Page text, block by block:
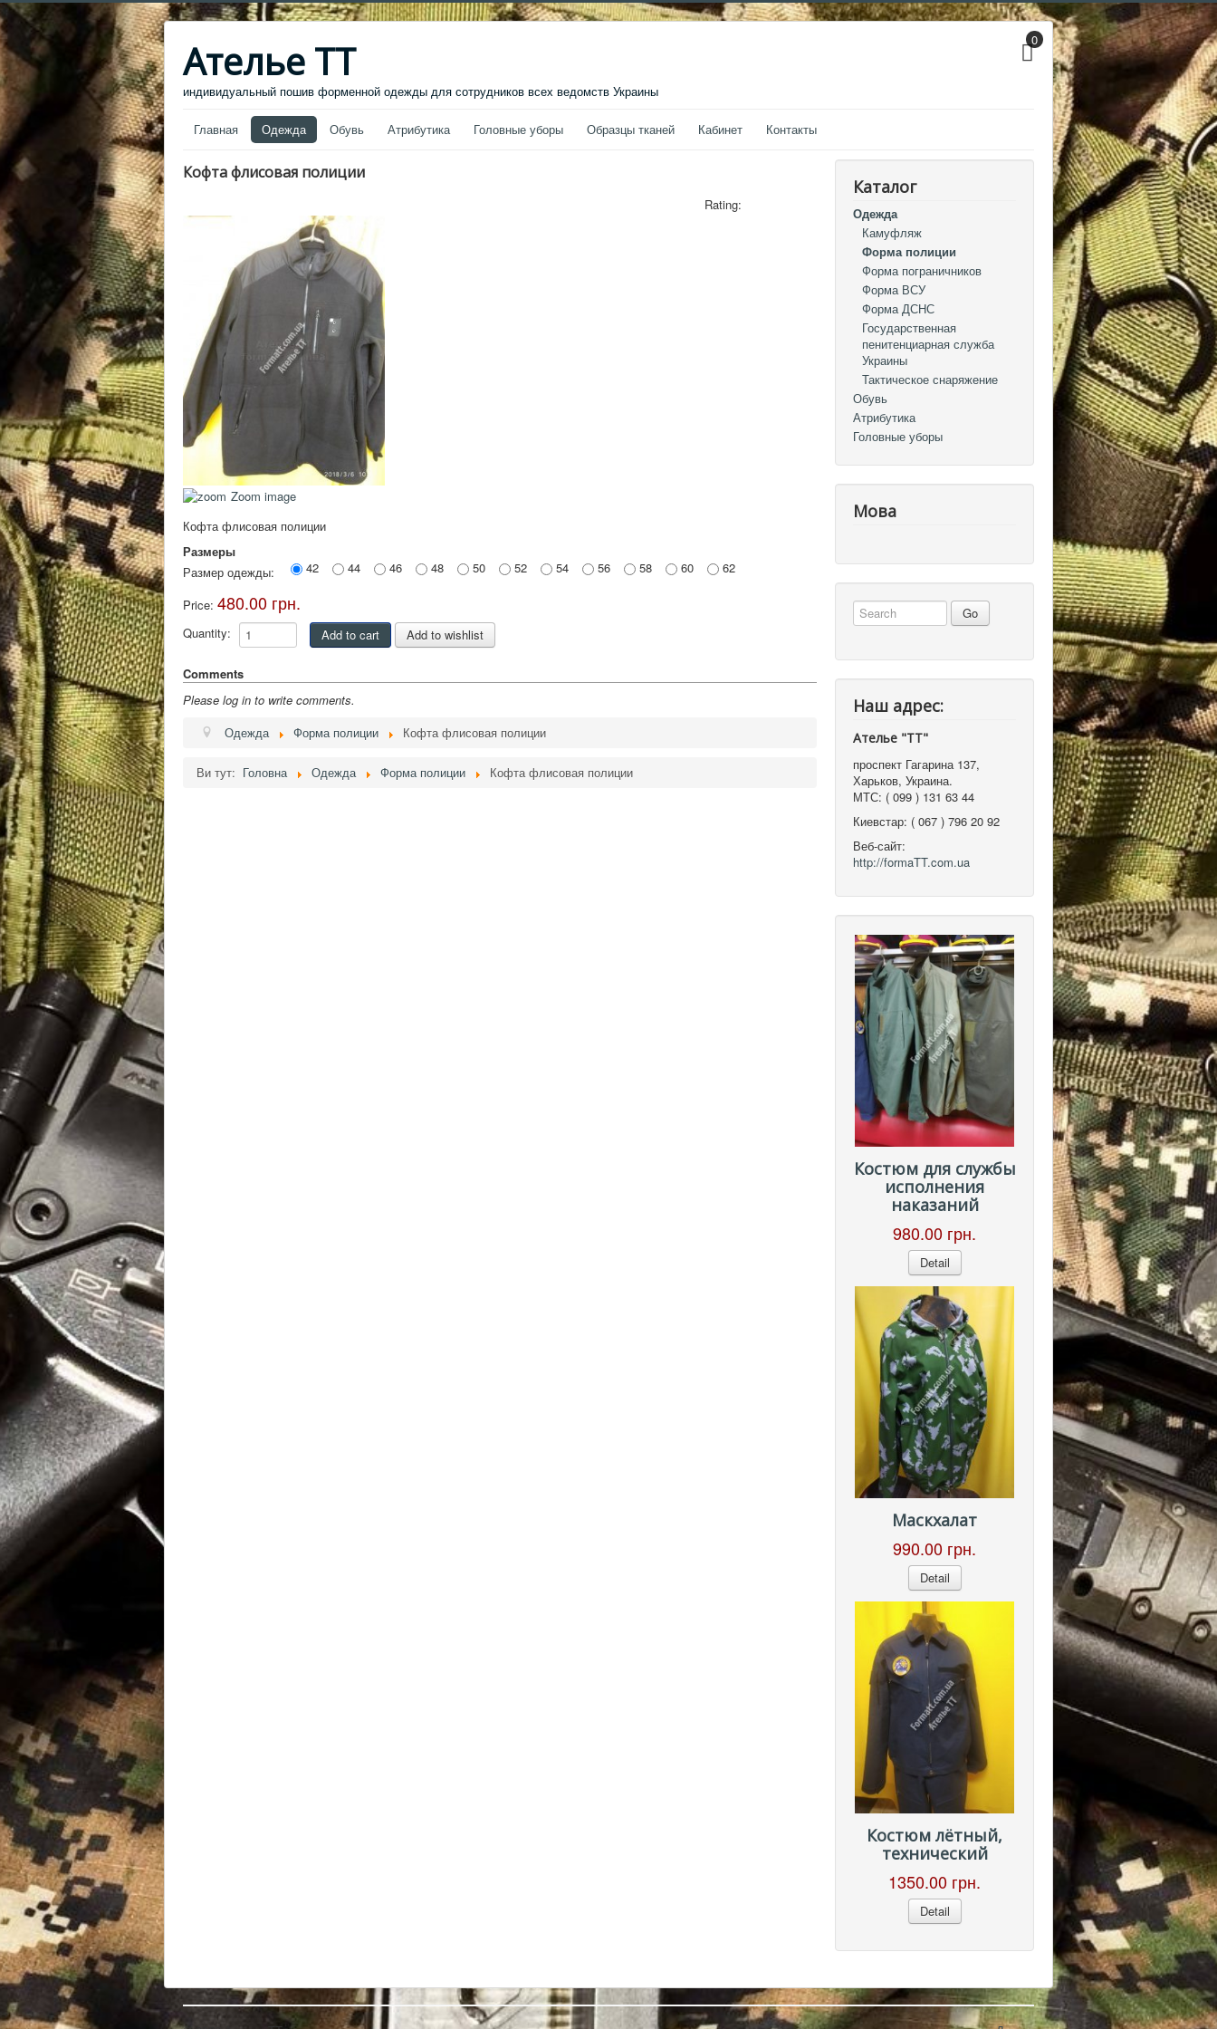
Ателье ТТ
индивидуальный пошив форменной одежды для сотрудников всех ведомств Украины
0
Главная Одежда Обувь Атрибутика Головные уборы Образцы тканей Кабинет Контакты
Кофта флисовая полиции
Rating:
Zoom image
Кофта флисовая полиции
Размеры
Размер одежды:
42 44 46 48 50 52 54 56 58 60 62
Price: 480.00 грн.
Quantity:
Comments
Please log in to write comments.
Одежда
Форма полиции Кофта флисовая полиции
Ви тут: Головна Одежда Форма полиции Кофта флисовая полиции
Каталог
Одежда
Камуфляж
Форма полиции
Форма пограничников
Форма ВСУ
Форма ДСНС
Государственная
пенитенциарная служба
Украины
Тактическое снаряжение
Обувь
Атрибутика
Головные уборы
Мова
Наш адрес:
Ателье "ТТ"
проспект Гагарина 137,
Харьков, Украина.
МТС: ( 099 ) 131 63 44
Киевстар: ( 067 ) 796 20 92
Веб-сайт:
http://formaTT.com.ua
Костюм для службы
исполнения
наказаний
980.00 грн.
Detail
Маскхалат
990.00 грн.
Detail
Костюм лётный,
технический
1350.00 грн.
Detail